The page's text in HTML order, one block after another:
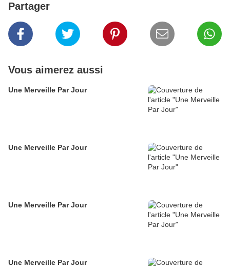
Partager
Vous aimerez aussi
Une Merveille Par Jour
Une Merveille Par Jour
Une Merveille Par Jour
Une Merveille Par Jour